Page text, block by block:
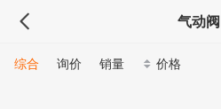
气动阀
综合 询价 销量 价格